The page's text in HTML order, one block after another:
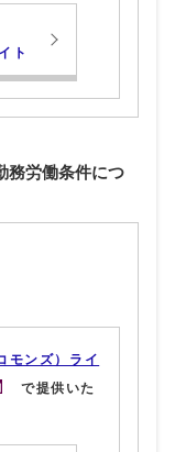
ト
務労働条件につ
モンズ）ライ
で提供いた